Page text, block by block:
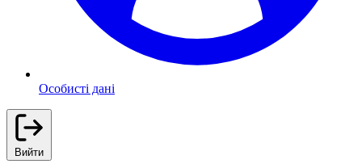
Особисті дані
Вийти